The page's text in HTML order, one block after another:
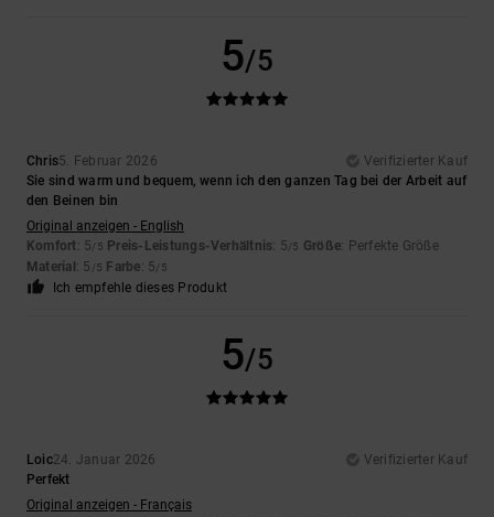
5/5
Chris5. Februar 2026
Verifizierter Kauf
Sie sind warm und bequem, wenn ich den ganzen Tag bei der Arbeit auf
den Beinen bin
Original anzeigen - English
Komfort: 5/5 Preis-Leistungs-Verhältnis: 5/5 Größe: Perfekte Größe
Material : 5 /5 Farbe: 5/5
Ich empfehle dieses Produkt
5/5
Loic24. Januar 2026
Verifizierter Kauf
Perfekt
Original anzeigen - Français